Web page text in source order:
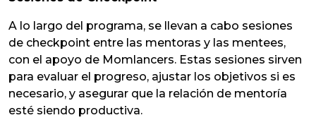
A lo largo del programa, se llevan a cabo sesiones
de checkpoint entre las mentoras y las mentees,
con el apoyo de Momlancers. Estas sesiones sirven
para evaluar el progreso, ajustar los objetivos si es
necesario, y asegurar que la relación de mentoría
esté siendo productiva.